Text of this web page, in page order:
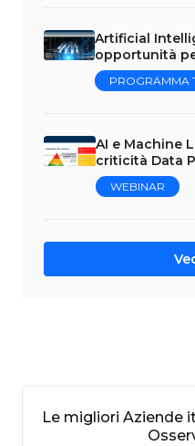
Artificial
opportunità
PROGRAMMA
AI e Machine
criticità Data
WEBINAR
Le migliori Aziende